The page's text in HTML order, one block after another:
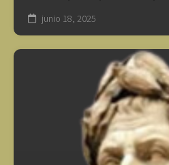
junio 18, 2025